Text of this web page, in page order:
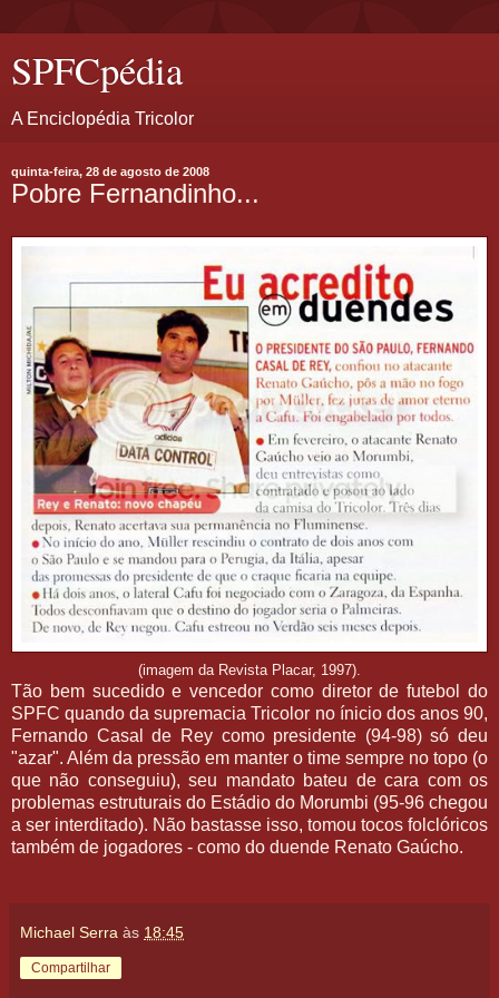
SPFCpédia
A Enciclopédia Tricolor
quinta-feira, 28 de agosto de 2008
Pobre Fernandinho...
(imagem da Revista Placar, 1997).
Tão bem sucedido e vencedor como diretor de futebol do
SPFC quando da supremacia Tricolor no ínicio dos anos 90,
Fernando Casal de Rey como presidente (94-98) só deu
"azar". Além da pressão em manter o time sempre no topo (o
que não conseguiu), seu mandato bateu de cara com os
problemas estruturais do Estádio do Morumbi (95-96 chegou
a ser interditado). Não bastasse isso, tomou tocos folclóricos
também de jogadores - como do duende Renato Gaúcho.
Michael Serra às 18:45
Compartilhar